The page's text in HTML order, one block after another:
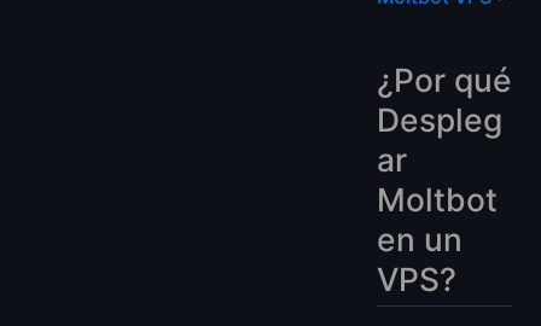
¿Por qué
Despleg
ar
Moltbot
en un
VPS?